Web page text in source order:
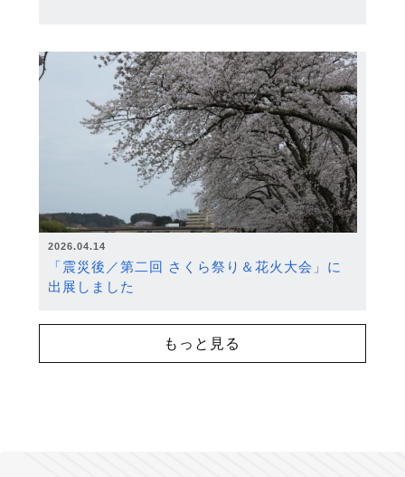
2026.04.14
「震災後／第二回 さくら祭り＆花火大会」に
出展しました
もっと見る